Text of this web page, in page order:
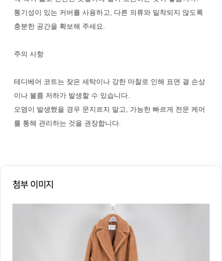
통기성이 있는 커버를 사용하고, 다른 의류와 밀착되지 않도록
충분한 공간을 확보해 주세요.
주의 사항
테디베어 코트는 잦은 세탁이나 강한 마찰로 인해 표면 결 손상
이나 볼륨 저하가 발생할 수 있습니다.
오염이 발생했을 경우 문지르지 말고, 가능한 빠르게 전문 케어
를 통해 관리하는 것을 권장합니다.
첨부 이미지